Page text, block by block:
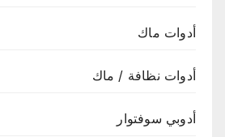
أدوات ماك
أدوات نظافة / ماك
أدوبي سوفتوار